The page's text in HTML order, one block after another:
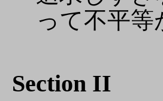
って不平
Section II